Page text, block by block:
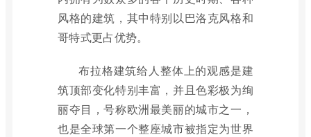
风格的建筑，其中特别以巴洛克风格和
哥特式更占优势。
布拉格建筑给人整体上的观感是建
筑顶部变化特别丰富，并且色彩极为绚
丽夺目，号称欧洲最美丽的城市之一，
也是全球第一个整座城市被指定为世界